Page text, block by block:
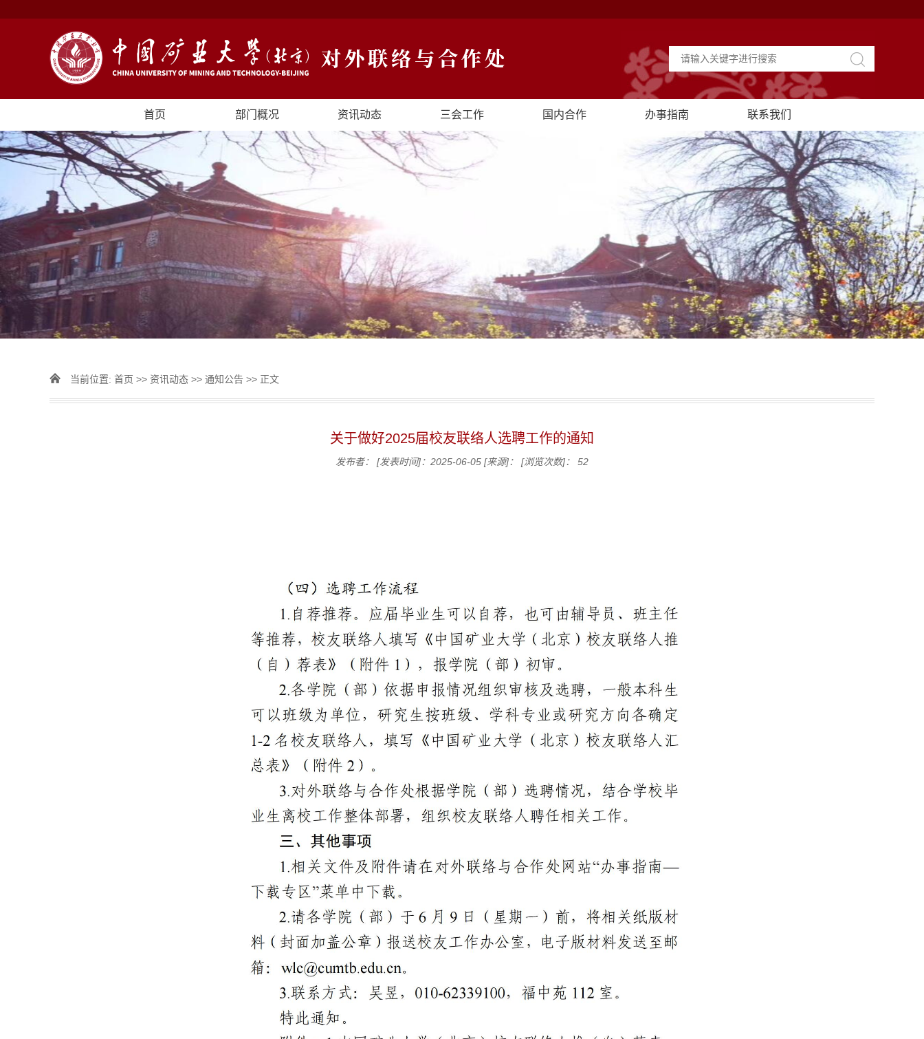
首页 部门概况 资讯动态 三会工作 国内合作 办事指南 联系我们
当前位置: 首页 >> 资讯动态 >> 通知公告 >> 正文
关于做好2025届校友联络人选聘工作的通知
发布者： [发表时间]：2025-06-05 [来源]： [浏览次数]： 52